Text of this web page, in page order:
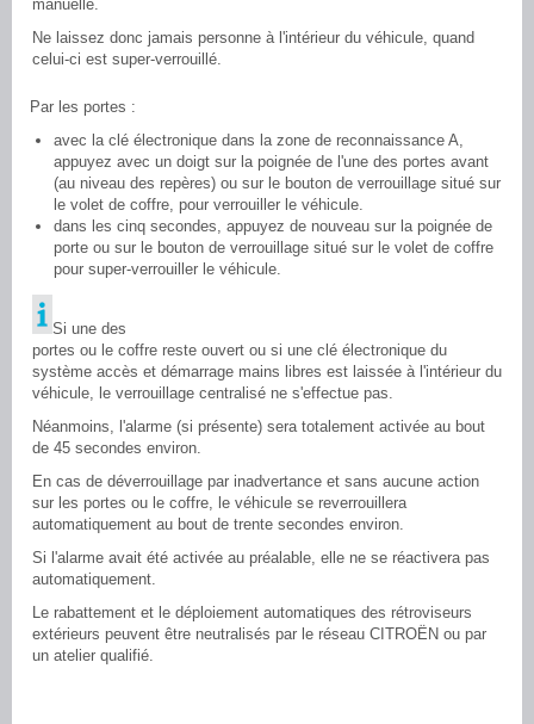
manuelle.
Ne laissez donc jamais personne à l'intérieur du véhicule, quand
celui-ci est super-verrouillé.
Par les portes :
avec la clé électronique dans la zone de reconnaissance A,
appuyez avec un doigt sur la poignée de l'une des portes avant
(au niveau des repères) ou sur le bouton de verrouillage situé sur
le volet de coffre, pour verrouiller le véhicule.
dans les cinq secondes, appuyez de nouveau sur la poignée de
porte ou sur le bouton de verrouillage situé sur le volet de coffre
pour super-verrouiller le véhicule.
Si une des
portes ou le coffre reste ouvert ou si une clé électronique du
système accès et démarrage mains libres est laissée à l'intérieur du
véhicule, le verrouillage centralisé ne s'effectue pas.
Néanmoins, l'alarme (si présente) sera totalement activée au bout
de 45 secondes environ.
En cas de déverrouillage par inadvertance et sans aucune action
sur les portes ou le coffre, le véhicule se reverrouillera
automatiquement au bout de trente secondes environ.
Si l'alarme avait été activée au préalable, elle ne se réactivera pas
automatiquement.
Le rabattement et le déploiement automatiques des rétroviseurs
extérieurs peuvent être neutralisés par le réseau CITROËN ou par
un atelier qualifié.